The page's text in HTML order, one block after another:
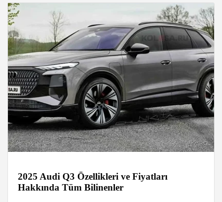
2025 Audi Q3 Özellikleri ve Fiyatları
Hakkında Tüm Bilinenler